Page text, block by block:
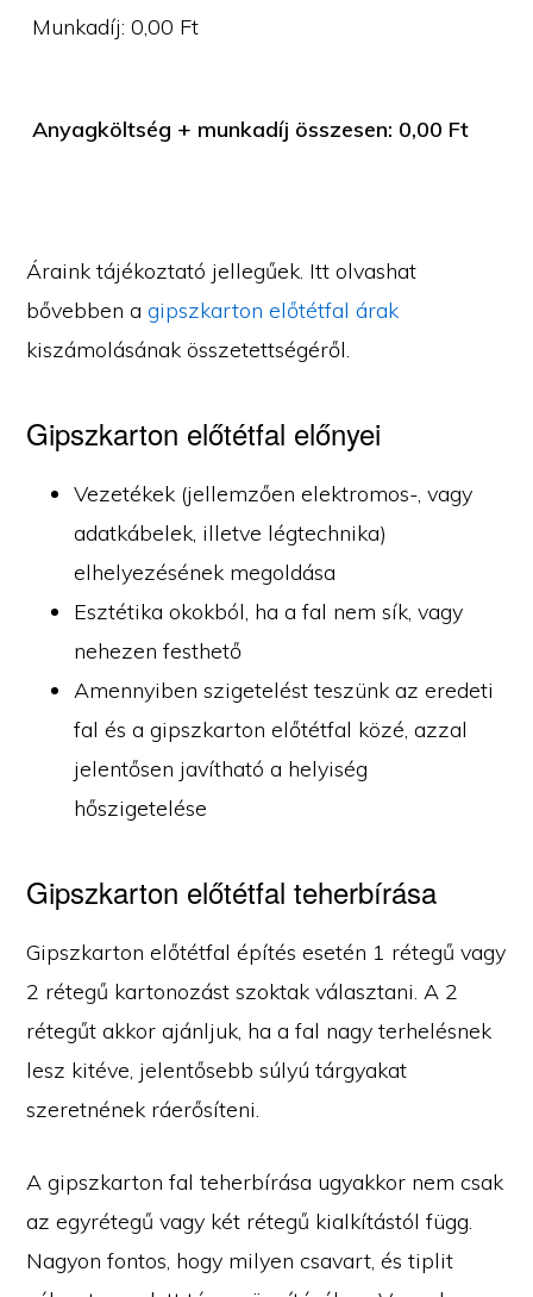
Munkadíj:0,00 Ft
Anyagköltség + munkadíj összesen: 0,00 Ft
Áraink tájékoztató jellegűek. Itt olvashat
bővebben agipszkarton előtétfal árak
kiszámolásának összetettségéről.
Gipszkarton előtétfal előnyei
Vezetékek (jellemzően elektromos-, vagy
adatkábelek, illetve légtechnika)
elhelyezésének megoldása
Esztétika okokból, ha a fal nem sík, vagy
nehezen festhető
Amennyiben szigetelést teszünk az eredeti
fal és a gipszkarton előtétfal közé, azzal
jelentősen javítható a helyiség
hőszigetelése
Gipszkarton előtétfal teherbírása
Gipszkarton előtétfal építés esetén 1 rétegű vagy
2 rétegű kartonozást szoktak választani. A 2
rétegűt akkor ajánljuk, ha a fal nagy terhelésnek
lesz kitéve, jelentősebb súlyú tárgyakat
szeretnének ráerősíteni.
A gipszkarton fal teherbírása ugyakkor nem csak
az egyrétegű vagy két rétegű kialkítástól függ.
Nagyon fontos, hogy milyen csavart, és tiplit